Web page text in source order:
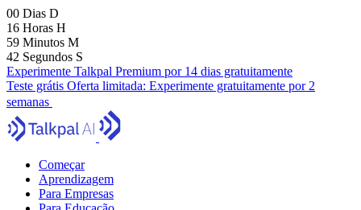
00 Dias D
16 Horas H
59 Minutos M
41 Segundos S
Experimente Talkpal Premium por 14 dias gratuitamente
Teste grátis Oferta limitada: Experimente gratuitamente por 2
semanas
Começar
Aprendizagem
Para Empresas